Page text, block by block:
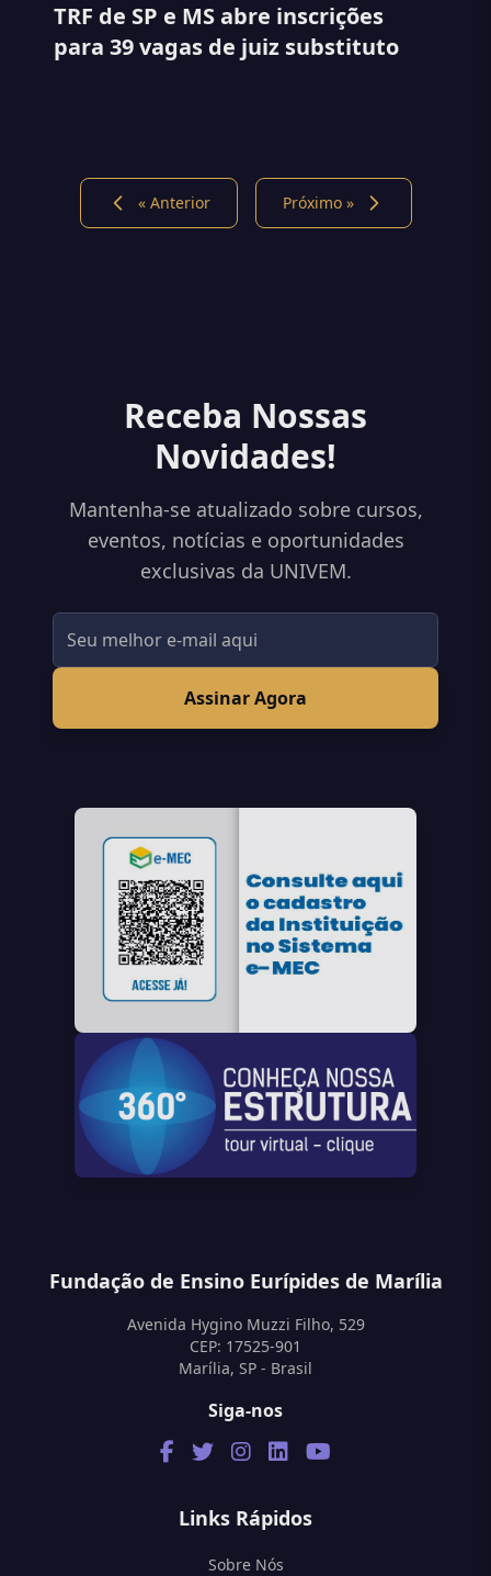
TRF de SP e MS abre inscrições
para 39 vagas de juiz substituto
« Anterior Próximo »
Receba Nossas
Novidades!
Mantenha-se atualizado sobre cursos,
eventos, notícias e oportunidades
exclusivas da UNIVEM.
Assinar Agora
Fundação de Ensino Eurípides de Marília
Avenida Hygino Muzzi Filho, 529
CEP: 17525-901
Marília, SP - Brasil
Siga-nos
Links Rápidos
Sobre Nós